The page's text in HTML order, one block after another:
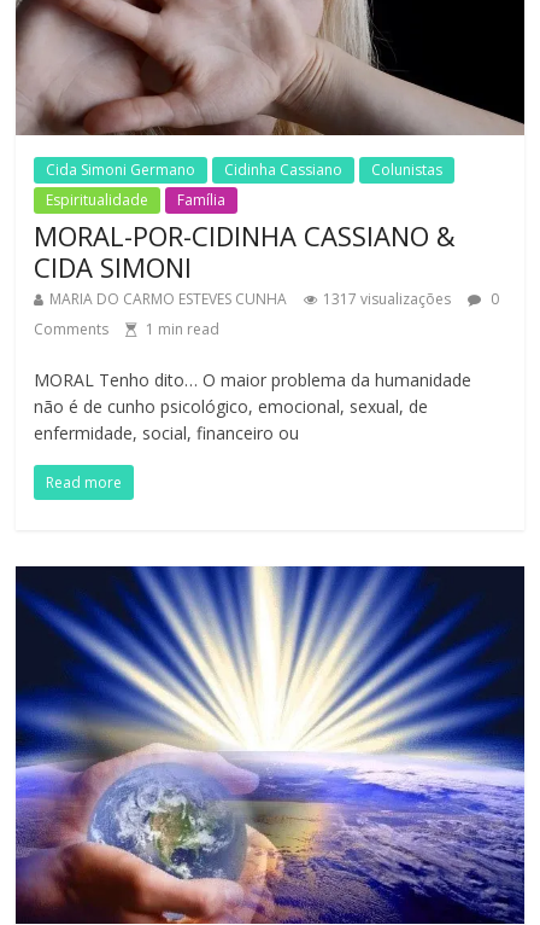
Cida Simoni Germano Cidinha Cassiano
Colunistas
Espiritualidade
Família
MORAL-POR-CIDINHA CASSIANO &
CIDA SIMONI
MARIA DO CARMO ESTEVES CUNHA 1317 visualizações
0
Comments
1 min read
MORAL Tenho dito… O maior problema da humanidade
não é de cunho psicológico, emocional, sexual, de
enfermidade, social, financeiro ou
Read more